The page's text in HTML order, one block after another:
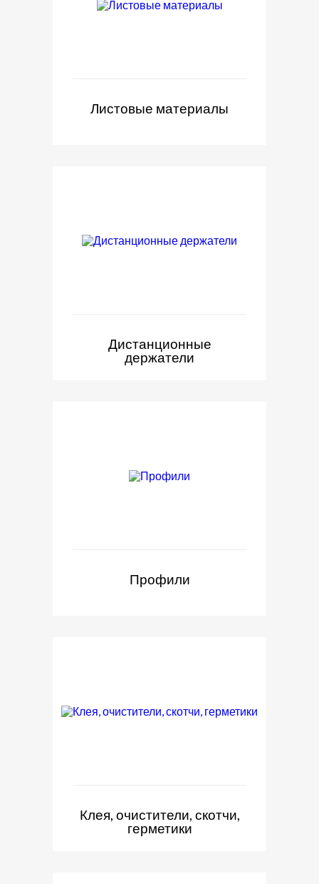
Листовые материалы
Дистанционные
держатели
Профили
Клея, очистители, скотчи,
герметики